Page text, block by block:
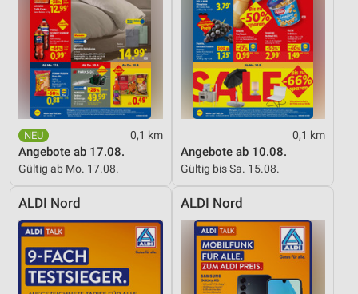
0,1 km
Angebote ab 17.08.
Gültig ab Mo. 17.08.
0,1 km
Angebote ab 10.08.
Gültig bis Sa. 15.08.
ALDI Nord ALDI Nord
Notwendig
Performance
Funktional
Werbung